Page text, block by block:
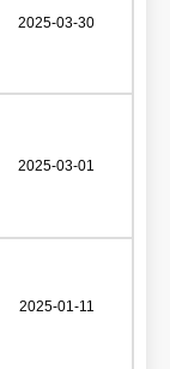
2025-03-30
2025-03-01
2025-01-11